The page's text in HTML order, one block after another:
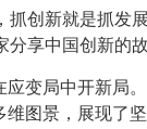
创新就是抓发
享中国创新的
变局中开新局
维图景，展现了